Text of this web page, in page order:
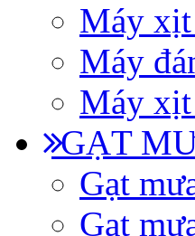
Máy
Máy
Máy xịt
GẠT
Gạt
Gạt